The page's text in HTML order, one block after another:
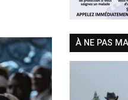
À NE PAS